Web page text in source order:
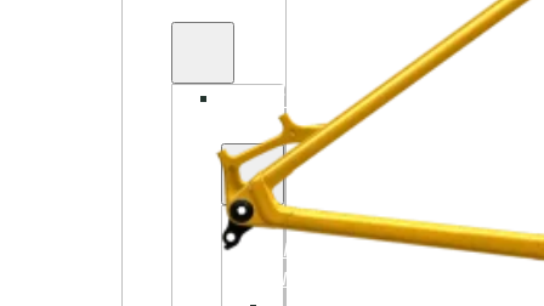
LASTESYKKEL
TILBEHØR
BENNO
BIKES
TILBEHØR